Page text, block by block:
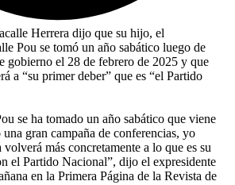
Herrera dijo que su hijo, el
Pou se tomó un año sabático luego de
gobierno el 28 de febrero de 2025 y que
a “su primer deber” que es “el Partido
se ha tomado un año sabático que viene
gran campaña de conferencias, yo
más concretamente a lo que es su
el Partido Nacional”, dijo el expresidente
en la Primera Página de la Revista de